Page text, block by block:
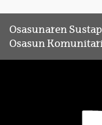
Osasunaren
Osasun